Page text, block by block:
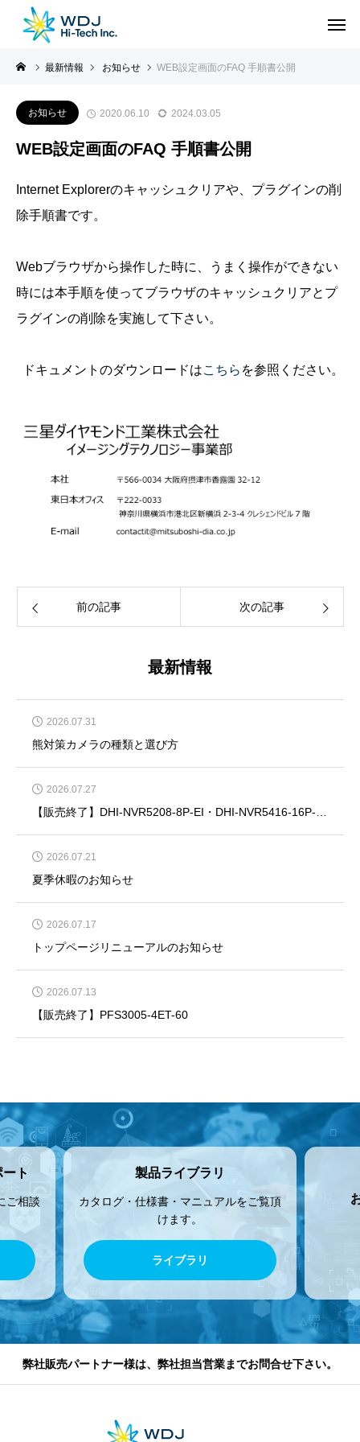
最新情報 お知らせ WEB設定画面のFAQ 手順書公開
お知らせ 2020.06.10 2024.03.05
WEB設定画面のFAQ 手順書公開
Internet Explorerのキャッシュクリアや、プラグインの削
除手順書です。
Webブラウザから操作した時に、うまく操作ができない
時には本手順を使ってブラウザのキャッシュクリアとプ
ラグインの削除を実施して下さい。
ドキュメントのダウンロードはこちら を参照ください。
前の記事 次の記事
最新情報
2026.07.31
熊対策カメラの種類と選び方
2026.07.27
2026.07.21
夏季休暇のお知らせ
2026.07.17
トップページリニューアルのお知らせ
2026.07.13
【販売終了】PFS3005-4ET-60
ト
ご相談
製品ライブラリ
カタログ・仕様書・マニュアルをご覧頂
けます。
ライブラリ
弊社販売パートナー様は、弊社担当営業までお問合せ下さい。